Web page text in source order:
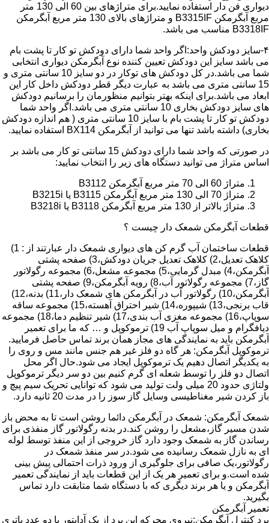
دیواری فن دار استفاده نمایید.برای متراژهای بین 60 الی 130 متر
مربع آبگرمکن B3315IF و متراژهای بالای 130 متر مربع آبگرمکن
B3318IF مناسب می باشد.
۴-سایز دودکش واحد:اگر واحد شما دارای دودکش تو کار تا پشت بام
می باشد سایز این دودکش تعیین کننده نوع آبگرمکن دیواری انتخابی
شما می باشد.در کل دودکش های توکار در دو سایز 10 سانتی متری و
15 سانتی متری می باشد به عبارت دیگر قطر دودکش داخل کار این
ابعاد می باشد.برای اینکه بهتر بتوانیم منظورمان را برسانیم دودکش
های سایز دودکش بخاری 10 سانتی متری می باشد.اگر واحد شما
دودکش تو کار تا پشت بام با سایز 10 سانتی متری ( هم اندازه دودکش
بخاری) داشته باشد تنها می توانید از آبگرمکن BX114 استفاده نمایید.
در صورتی که واحد شما دارای دودکش 15 سانتی تو کار می باشد بر
اساس متراژ می توانید دستگاه های زیر را انتخاب نمایید:
متراژ 60 الی 70 متر مربع آبگرمکن B3112
متراژ 70 الی 130 متر مربع آبگرمکن B3115 یا B3215i
متراژ بالاتر از 130 متر مربع آبگرمکن B3118 یا B3218i
قطعات آبگرمکن شمعک دار چیست ؟
قطعات ساختمان آب گرم کن های دیواری شمعک دار عبارتند از : 1)
کلاهک تعدیل،2) کلاهک تعدیل جریان دودکش،3) صفحه پشتی
آبگرمکن،4) مبدل گرمایی،5) مجموعه مشعل،6) مجموعه رگولاتور
گاز،7) مجموعه رگولاتور آب،8) رویه آبگرمکن،9) صفحه پشتی
آبگرمکن،10) رگولاتور آب در آبگرمکن های شمعک دار،11) بدنه،12)
قاب برنجی،13) شیپوره،14) شیر احتراق آهسته،15) مجموعه ساقه
سوپاپ،16) مجموعه مغزی آب بندی،17) شیر تنظیم دما،18) مجموعه
دیافگرام و میل سوپاپ آب 19) ترموکوپل و … که ما برای تعمیر
آبگرمکن باید به نمایندگی های مجاز همان برند تماس حاصل فرمایید.
ترموکوپل آبگرمکن: هر گاه دو فلز غیر هم جنس مانند مس و روی را
به یکدیگر اتصال دهیم یک ترموکوپل ایجاد می شود.حال اگر محل
اتصال دو فلز را توسط شعله ای گرم کنیم بین دو سر دیگر ترموکوپل
ولتاژی حدود 20 میلی ولت تولید می شود که توانایی تحریک سیم پیچ و
باز کردن شیر مغناطیسی وسایل گاز سوز را در مدت 20 ثانیه دارد.
شمعک آبگرمکن: شمعک در آبگرمکن دائما روشن است تا به محض باز
شدن مسیر گاز،مشعل را روشن کند.در بدنه رگولاتور گاز منفذی برای
رساندن گاز به شمعک وجود دارد گاز خروجی از این منفذ توسط لوله
ای به نازل شمعک رسانیده می شود.در سر منفذ شمعک در
رگولاتور،یک صافی برای جلوگیری از ورود ذرات احتمالی پیش بینی
شده است.و برای تعمیر هر یک از این قطعات باید از نمایندگی تعمیر
آبگرمکن و یا هر برند دیگری که با دستگاه شما متابقت دارد تماس
بگیرید.
تعمیر آبگرمکن
برد کنترل آبگرمکن:نیروی محرکه این برد از یک آدابتور یا دو عدد باتری